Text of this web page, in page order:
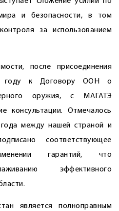
и безопасности, в том
за использованием
пос­ле присоединения
году к Договору ООН о
оружия, с МАГАТЭ
консультации. Отмечалось
между нашей страной и
соответствующее
гарантий, что
эффективного
является полноправным